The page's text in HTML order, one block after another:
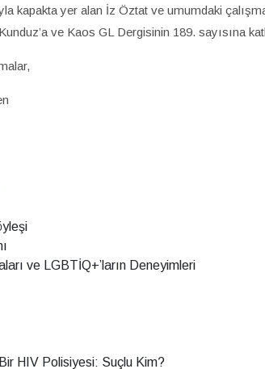
kapakta yer alan İz Öztat ve umumdaki
ve Kaos GL Dergisinin 189. sayısına
ve LGBTİQ+’ların Deneyimleri
HIV Polisiyesi: Suçlu Kim?